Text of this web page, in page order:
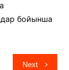
бойынша
Next